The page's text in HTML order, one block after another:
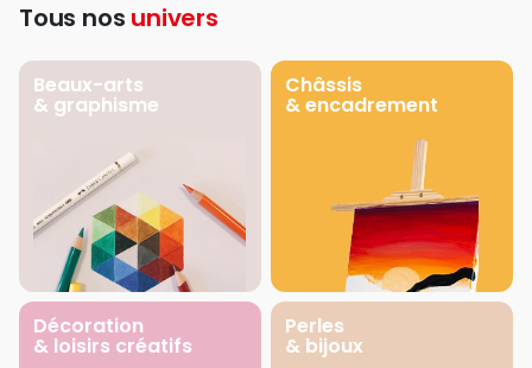
Tous nos univers
Beaux-arts
& graphisme
Châssis
& encadrement
Décoration
& loisirs créatifs
Perles
& bijoux